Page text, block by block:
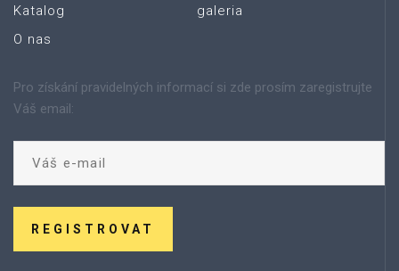
Katalog
O nas
galeria
Pro získání pravidelných informací si zde prosím zaregistrujte
Váš email:
REGISTROVAT